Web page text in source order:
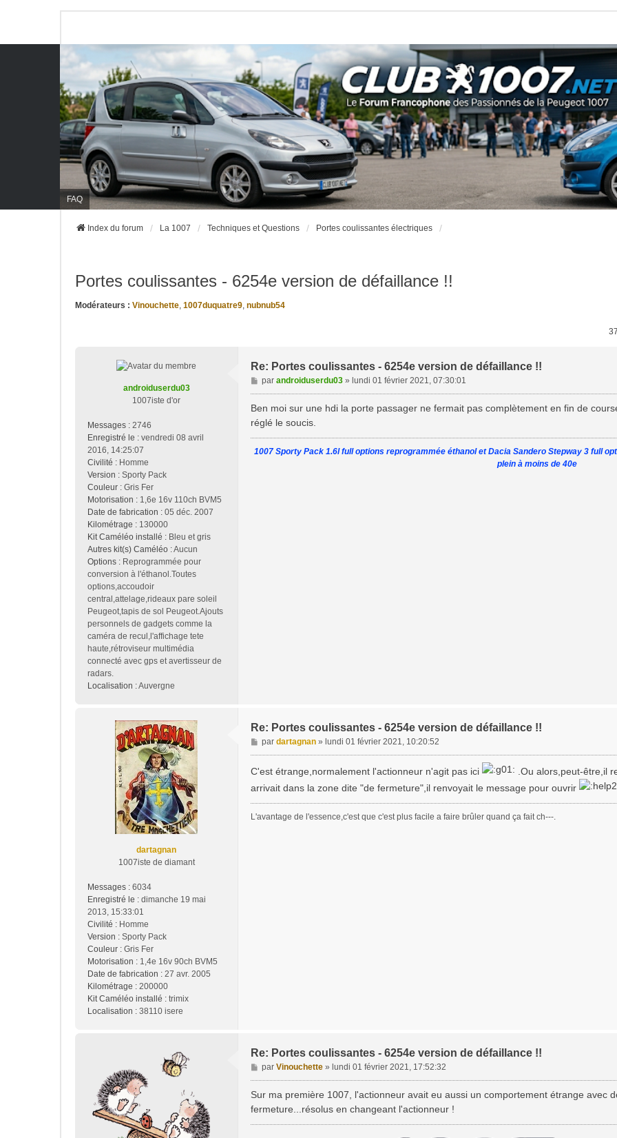
FAQ
Index du forum La 1007 Techniques et Questions Portes coulissantes électriques
Portes coulissantes - 6254e version de défaillance !!
Modérateurs : Vinouchette, 1007duquatre9, nubnub54
androiduserdu03
1007iste d'or
Messages : 2746
Enregistré le : vendredi 08 avril
2016, 14:25:07
Civilité : Homme
Version : Sporty Pack
Couleur : Gris Fer
Motorisation : 1,6e 16v 110ch BVM5
Date de fabrication : 05 déc. 2007
Kilométrage : 130000
Kit Caméléo installé : Bleu et gris
Autres kit(s) Caméléo :Aucun
Options : Reprogrammée pour
conversion à l'éthanol.Toutes
options,accoudoir
central,attelage,rideaux pare soleil
Peugeot,tapis de sol Peugeot.Ajouts
personnels de gadgets comme la
caméra de recul,l'affichage tete
haute,rétroviseur multimédia
connecté avec gps et avertisseur de
radars.
Localisation :Auvergne
Re: Portes coulissantes - 6254e version de défaillance !!
M
e
s
a
e
par androiduserdu03» lundi 01 février 2021, 07:30:01
Ben moi sur une hdi la porte passager ne fermait pas complètement en fin de
réglé le soucis.
1007 Sporty Pack 1.6l full options reprogrammée éthanol et Dacia Sandero Stepway 3 full
plein à moins de 40e
dartagnan
1007iste de diamant
Messages : 6034
Enregistré le : dimanche 19 mai
2013, 15:33:01
Civilité : Homme
Version : Sporty Pack
Couleur : Gris Fer
Motorisation : 1,4e 16v 90ch BVM5
Date de fabrication : 27 avr. 2005
Kilométrage : 200000
Kit Caméléo installé : trimix
Localisation : 38110 isere
Re: Portes coulissantes - 6254e version de défaillance !!
M
e
s
a
g
e
par dartagnan» lundi 01 février 2021, 10:20:52
C'est étrange,normalement l'actionneur n'agit pas ici
.Ou alors,peut-être,il
arrivait dans la zone dite "de fermeture",il renvoyait le message pour ouvrir
L'avantage de l'essence,c'est que c'est plus facile a faire brûler quand ça fait ch---.
Re: Portes coulissantes - 6254e version de défaillance !!
M
e
s
par Vinouchette» lundi 01 février 2021, 17:52:32
Sur ma première 1007, l'actionneur avait eu aussi un comportement étrange avec
fermeture...résolus en changeant l'actionneur !